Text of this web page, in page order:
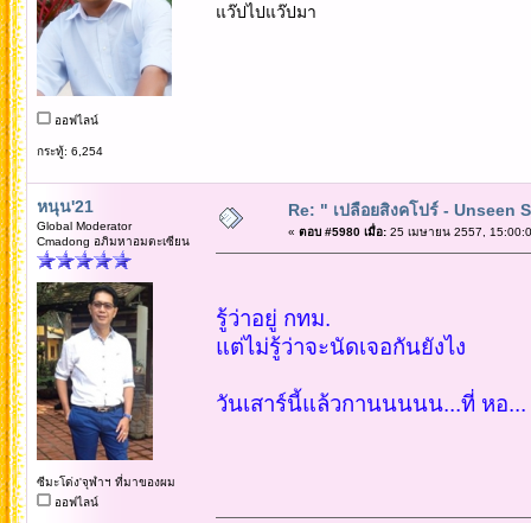
ออฟไลน์
กระทู้: 6,254
แว๊ปไปแว๊ปมา
หนุน'21
Global Moderator
Cmadong อภิมหาอมตะเซียน
ซีมะโด่ง'จุฬาฯ ที่มาของผม
ออฟไลน์
Re: " เปลือยสิงคโปร์ - Unseen
« ตอบ #5980 เมื่อ:25 เมษายน 2557,
รู้ว่าอยู่ กทม.
แต่ไม่รู้ว่าจะนัดเจอกันยังไง
วันเสาร์นี้แล้วกานนนนน...ที่ หอ...